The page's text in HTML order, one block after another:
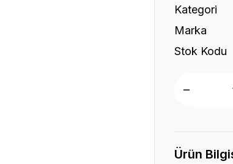
Kategori
Marka
Stok Kodu
Ürün